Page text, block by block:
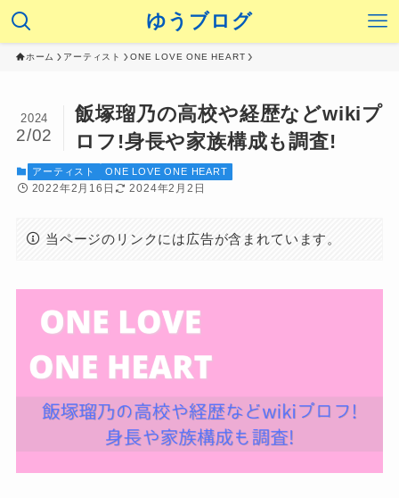
ゆうブログ
ホーム アーティスト ONE LOVE ONE HEART
飯塚瑠乃の高校や経歴などwikiプ
ロフ!身長や家族構成も調査!
2024
2/02
アーティスト ONE LOVE ONE HEART
2022年2月16日 2024年2月2日
当ページのリンクには広告が含まれています。